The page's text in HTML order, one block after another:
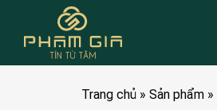
Trang chủ » Sản phẩm »